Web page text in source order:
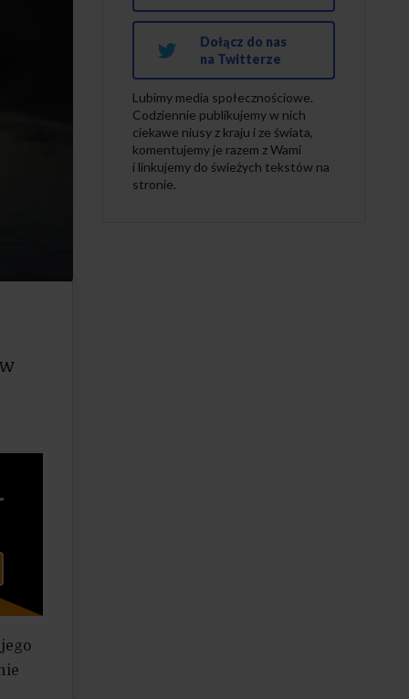
Dołącz do nas
na Twitterze
Lubimy media społecznościowe.
Codziennie publikujemy w nich
ciekawe niusy z kraju i ze świata,
komentujemy je razem z Wami
i linkujemy do świeżych tekstów na
stronie.